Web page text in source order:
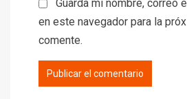
Guarda mi nombre, correo
en este navegador para la
comente.